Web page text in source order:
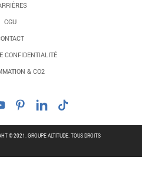
CGU
CONFIDENTIALITÉ
& CO2
© 2021. GROUPE ALTITUDE. TOUS DROITS